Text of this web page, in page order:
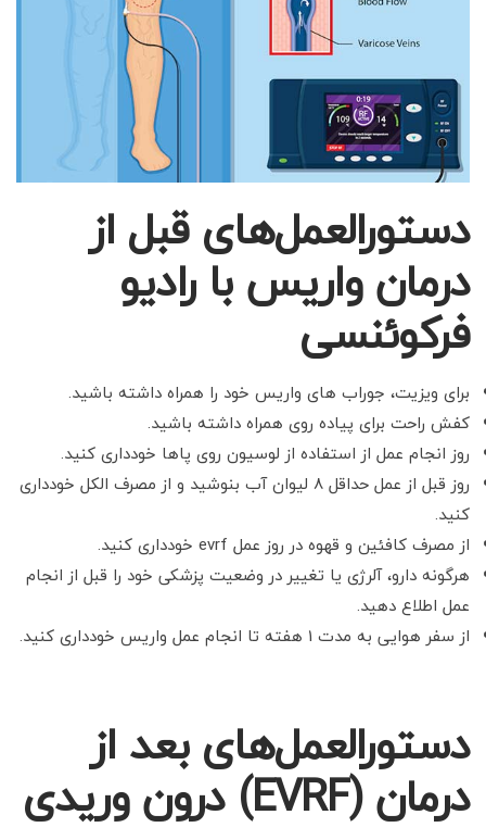
دستورالعمل‌های قبل از
درمان واریس با رادیو
فرکوئنسی
برای ویزیت، جوراب های واریس خود را همراه داشته باشید.
کفش راحت برای پیاده روی همراهداشته باشید.
روز انجام عمل از استفاده از لوسیون روی پاها خودداری کنید.
روز قبل از عمل
حداقل ۸ لیوان آب بنوشید و از مصرف الکل خودداری
کنید.
از مصرف کافئین و قهوه در روز عمل evrf خودداری کنید.
هرگونه دارو، آلرژی یا تغییر در وضعیت پزشکی خود را قبل از انجام
عمل اطلاع دهید.
از سفر هوایی به مدت 1 هفته تا
انجام عمل واریس خودداری کنید.
دستورالعمل‌های بعد از
درمان(EVRF) درون وریدی